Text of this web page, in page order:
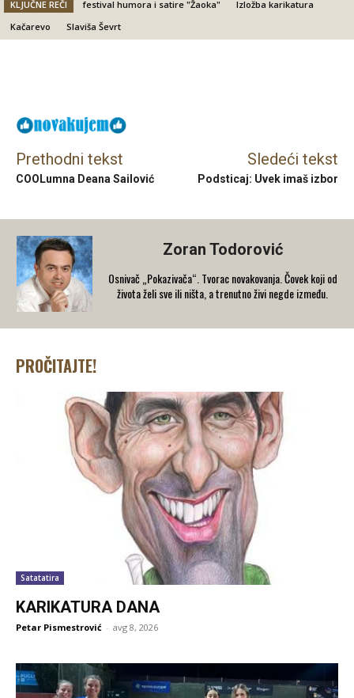
KLJUČNE REČI festival humora i satire "Žaoka"
Izložba karikatura
Kačarevo
Slaviša Ševrt
Prethodni tekst
COOLumna Deana Sailović
Sledeći tekst
Podsticaj: Uvek imaš izbor
Zoran Todorović
Osnivač „Pokazivača“. Tvorac novakovanja. Čovek koji od
života želi sve ili ništa, a trenutno živi negde između.
PROČITAJTE!
Satatatira
KARIKATURA DANA
Petar Pismestrović - avg 8, 2026